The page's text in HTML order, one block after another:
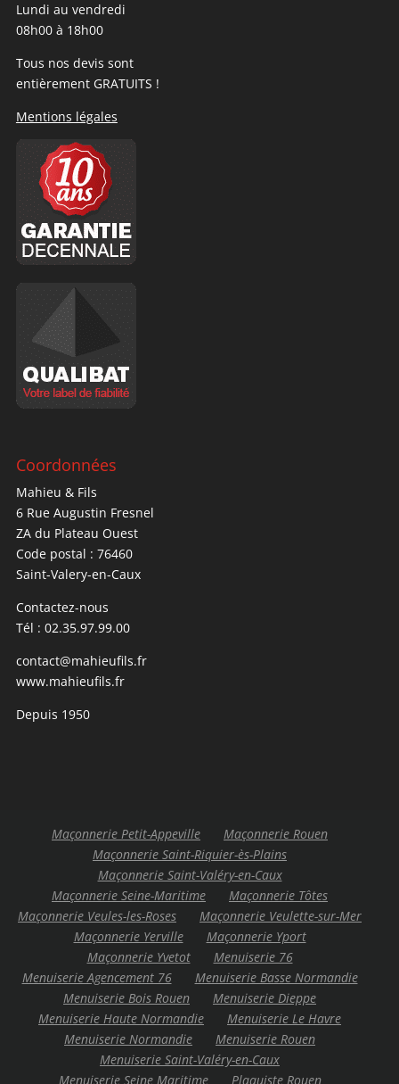
Lundi au vendredi
08h00 à 18h00
Tous nos devis sont
entièrement GRATUITS !
Mentions légales
Coordonnées
Mahieu & Fils
6 Rue Augustin Fresnel
ZA du Plateau Ouest
Code postal : 76460
Saint-Valery-en-Caux
Contactez-nous
Tél : 02.35.97.99.00
contact@mahieufils.fr
www.mahieufils.fr
Depuis 1950
Maçonnerie Petit-Appeville
Maçonnerie Rouen
Maçonnerie Saint-Riquier-ès-Plains
Maçonnerie Saint-Valéry-en-Caux
Maçonnerie Seine-Maritime
Maçonnerie Tôtes
Maçonnerie Veules-les-Roses
Maçonnerie Veulette-sur-Mer
Maçonnerie Yerville
Maçonnerie Yport
Maçonnerie Yvetot
Menuiserie 76
Menuiserie Agencement 76
Menuiserie Basse Normandie
Menuiserie Bois Rouen
Menuiserie Dieppe
Menuiserie Haute Normandie
Menuiserie Le Havre
Menuiserie Normandie
Menuiserie Rouen
Menuiserie Saint-Valéry-en-Caux
Menuiserie Seine Maritime
Plaquiste Rouen